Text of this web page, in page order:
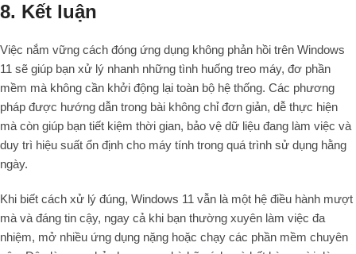
8. Kết luận
Việc nắm vững cách đóng ứng dụng không phản hồi trên Windows
11 sẽ giúp bạn xử lý nhanh những tình huống treo máy, đơ phần
mềm mà không cần khởi động lại toàn bộ hệ thống. Các phương
pháp được hướng dẫn trong bài không chỉ đơn giản, dễ thực hiện
mà còn giúp bạn tiết kiệm thời gian, bảo vệ dữ liệu đang làm việc và
duy trì hiệu suất ổn định cho máy tính trong quá trình sử dụng hằng
ngày.
Khi biết cách xử lý đúng, Windows 11 vẫn là một hệ điều hành mượt
mà và đáng tin cậy, ngay cả khi bạn thường xuyên làm việc đa
nhiệm, mở nhiều ứng dụng nặng hoặc chạy các phần mềm chuyên